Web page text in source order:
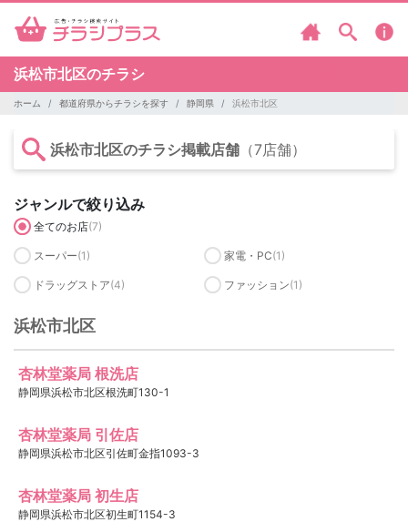
浜松市北区のチラシ
ホーム 都道府県からチラシを探す 静岡県 浜松市北区
浜松市北区のチラシ掲載店舗 （7店舗）
ジャンルで絞り込み
全てのお店(7)
スーパー(1) 家電・PC(1)
ドラッグストア(4) ファッション(1)
浜松市北区
杏林堂薬局 根洗店
静岡県浜松市北区根洗町130-1
杏林堂薬局 引佐店
静岡県浜松市北区引佐町金指1093-3
杏林堂薬局 初生店
静岡県浜松市北区初生町1154-3